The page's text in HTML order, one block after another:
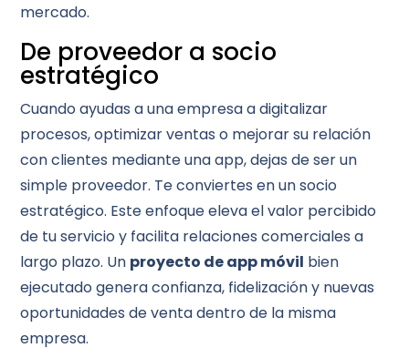
mercado.
De proveedor a socio
estratégico
Cuando ayudas a una empresa a digitalizar
procesos, optimizar ventas o mejorar su relación
con clientes mediante una app, dejas de ser un
simple proveedor. Te conviertes en un socio
estratégico. Este enfoque eleva el valor percibido
de tu servicio y facilita relaciones comerciales a
largo plazo. Un proyecto de app móvil bien
ejecutado genera confianza, fidelización y nuevas
oportunidades de venta dentro de la misma
empresa.